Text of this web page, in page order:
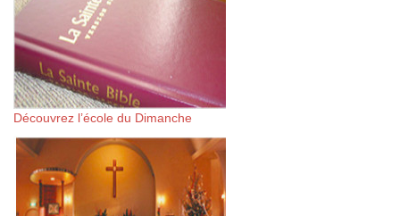
Découvrez l’école du Dimanche